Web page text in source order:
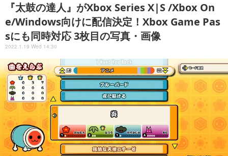
『太鼓の達人』がXbox Series X|S /Xbox On
e/Windows向けに配信決定！Xbox Game Pas
sにも同時対応 3枚目の写真・画像
2022.1.19 Wed 14:30